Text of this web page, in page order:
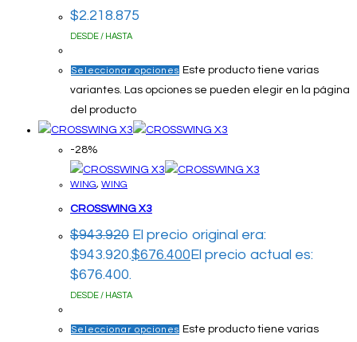
$2.218.875
DESDE / HASTA
Seleccionar opciones Este producto tiene varias
variantes. Las opciones se pueden elegir en la página
del producto
-28%
WING, WING
CROSSWING X3
$943.920 El precio original era:
$943.920.$676.400 El precio actual es:
$676.400.
DESDE / HASTA
Seleccionar opciones Este producto tiene varias